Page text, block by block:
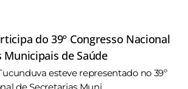
do 39º Congresso Nacional
Municipais de Saúde
esteve representado no 39º
de Secretarias Muni ...